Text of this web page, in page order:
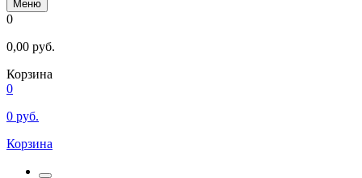
Меню
0
0,00 руб.
Корзина
0
0 руб.
Корзина